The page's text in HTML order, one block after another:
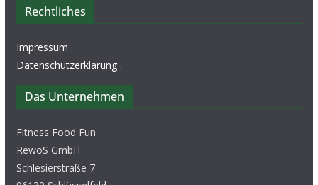
Rechtliches
Impressum .
Datenschutzerklärung.
Das Unternehmen
Fitness Food Fun
RewoS GmbH
Schlesierstraße 7